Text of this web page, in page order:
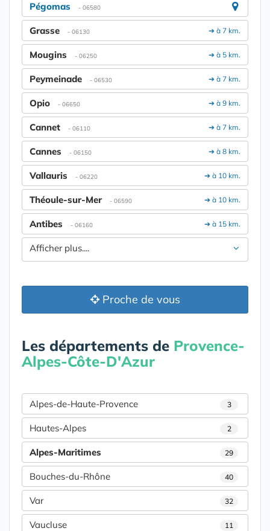
Pégomas - 06580
➔ à 7 km.
Grasse - 06130
➔ à 5 km.
Mougins - 06250
➔ à 7 km.
Peymeinade - 06530
➔ à 9 km.
Opio - 06650
➔ à 7 km.
Cannet - 06110
➔ à 8 km.
Cannes - 06150
➔ à 10 km.
Vallauris - 06220
➔ à 10 km.
Théoule-sur-Mer - 06590
➔ à 15 km.
Antibes - 06160
Afficher plus....
Proche de vous
Les départements de Provence-
Alpes-Côte-D'Azur
Alpes-de-Haute-Provence 3
Hautes-Alpes 2
Alpes-Maritimes 29
Bouches-du-Rhône 40
Var 32
Vaucluse 11